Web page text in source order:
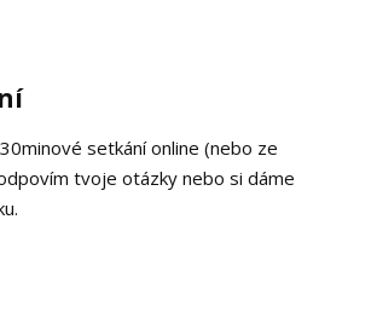
setkání online (nebo ze
tvoje otázky nebo si dáme